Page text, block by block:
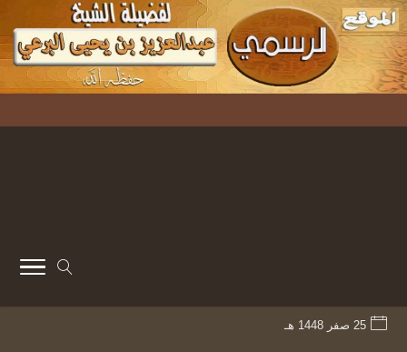
25 صفر 1448 هـ